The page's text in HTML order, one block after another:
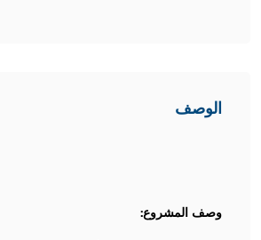
الوصف
وصف المشروع: